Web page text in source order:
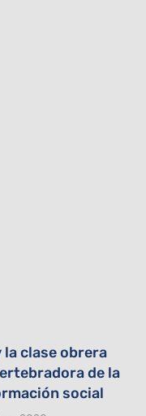
la clase obrera
de la
social